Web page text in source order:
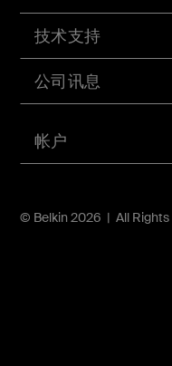
帐户
技术支持
公司讯息
© Belkin 2026 | All Rights